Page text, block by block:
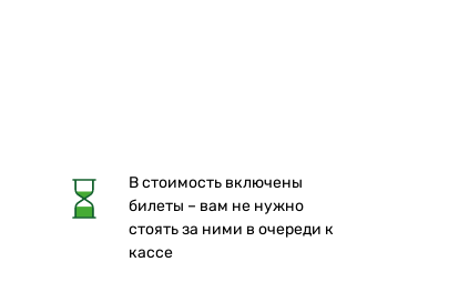
В стоимость включены
билеты – вам не нужно
стоять за ними в очереди к
кассе